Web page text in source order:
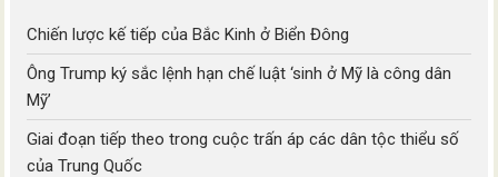
Chiến lược kế tiếp của Bắc Kinh ở Biển Đông
Ông Trump ký sắc lệnh hạn chế luật ‘sinh ở Mỹ là công dân
Mỹ’
Giai đoạn tiếp theo trong cuộc trấn áp các dân tộc thiểu số
của Trung Quốc